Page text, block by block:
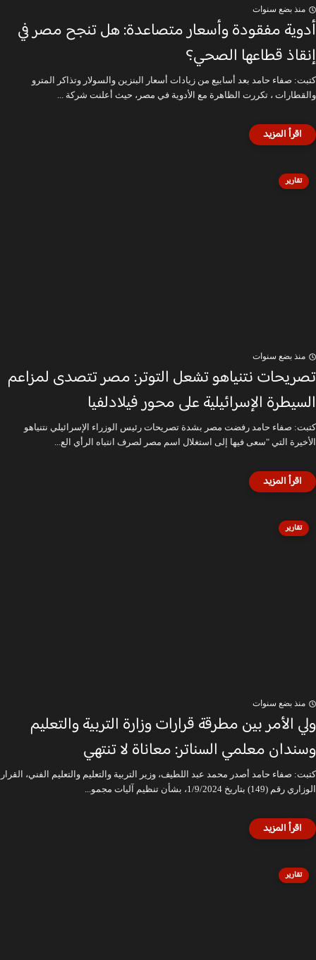
منذ بضع سنوات
أدوية مفقودة وأسعار متصاعدة: هل تنجح مصر في
إنقاذ قطاعها الصحي؟
كتبت: صفاء حامد بعد أسابيع من زيادات أسعار البنزين والسولار وتذاكر المترو
والقطارات ، تكررت الظاهرة مع الأدوية في مصر، حيث أعلنت شركة ...
تقارير
منذ بضع سنوات
تصريحات نتنياهو تشعل التوتر: مصر تتصدى لمزاعم
السيطرة الإسرائيلية على محور فيلادلفيا
كتبت: صفاء حامد رفضت مصر بشدة تصريحات رئيس الوزراء الإسرائيلي نتنياهو
الأخيرة التي "سعى فيها إلى استغلال اسم مصر لصرف انتباه الرأي الع...
تقارير
منذ بضع سنوات
ولي الأمر بين مطرقة قرارات وزارة التربية والتعليم
وسندان معلمي السناتر: معاناة لا تنتهي
كتبت: صفاء حامد أصدر محمد عبد اللطيف، وزير التربية والتعليم والتعليم الفني، القرار
الوزاري رقم (149) بتاريخ 1/9/2024، بشأن تنظيم آليات مجمو...
تقارير